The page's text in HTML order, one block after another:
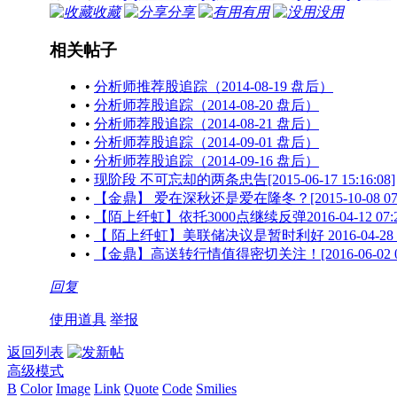
收藏
分享 有用 没用
相关帖子
• 分析师推荐股追踪（2014-08-19 盘后）
• 分析师荐股追踪（2014-08-20 盘后）
• 分析师荐股追踪（2014-08-21 盘后）
• 分析师荐股追踪（2014-09-01 盘后）
• 分析师荐股追踪（2014-09-16 盘后）
• 现阶段 不可忘却的两条忠告[2015-06-17 15:16:08]
•
【金鼎】 爱在深秋还是爱在隆冬？[2015-10-08
•
【陌上纤虹】依托3000点继续反弹2016-04-12
•
【 陌上纤虹】美联储决议是暂时利好 2016-04-28
•
【金鼎】高送转行情值得密切关注！[2016-06-02
回复
使用道具 举报
返回列表
高级模式
B Color Image Link Quote Code Smilies